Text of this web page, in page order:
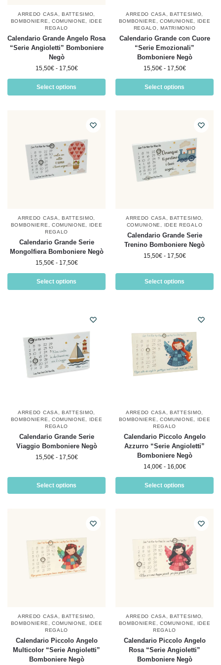
ARREDO CASA ,BATTESIMO
BOMBONIERE
COMUNIONE
IDEE
REGALO
Calendario Grande Angelo Rosa
“Serie Angioletti” Bomboniere
Negò
15,50€ - 17,50€
Select options
ARREDO CASA ,BATTESIMO
BOMBONIERE
COMUNIONE
IDEE
REGALO ,MATRIMONIO
Calendario Grande con Cuore
“Serie Emozionali”
Bomboniere Negò
15,50€ - 17,50€
Select options
ARREDO CASA ,BATTESIMO
BOMBONIERE
COMUNIONE
IDEE
REGALO
Calendario Grande Serie
Mongolfiera Bomboniere Negò
15,50€ - 17,50€
Select options
ARREDO CASA ,BATTESIMO
COMUNIONE
IDEE REGALO
Calendario Grande Serie
Trenino Bomboniere Negò
15,50€ - 17,50€
Select options
ARREDO CASA ,BATTESIMO
BOMBONIERE
COMUNIONE
IDEE
REGALO
Calendario Grande Serie
Viaggio Bomboniere Negò
15,50€ - 17,50€
Select options
ARREDO CASA ,BATTESIMO
BOMBONIERE
COMUNIONE
IDEE
REGALO
Calendario Piccolo Angelo
Azzurro “Serie Angioletti”
Bomboniere Negò
14,00€ - 16,00€
Select options
ARREDO CASA ,BATTESIMO
BOMBONIERE
COMUNIONE
IDEE
REGALO
Calendario Piccolo Angelo
Multicolor “Serie Angioletti”
Bomboniere Negò
ARREDO CASA ,BATTESIMO
BOMBONIERE
COMUNIONE
IDEE
REGALO
Calendario Piccolo Angelo
Rosa “Serie Angioletti”
Bomboniere Negò